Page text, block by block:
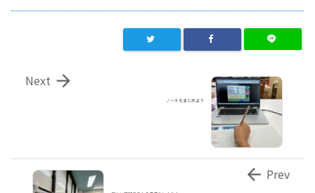
ノートをまとめよう

Next
 Prev